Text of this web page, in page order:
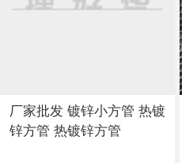
厂家批发 镀锌小方管 热镀
锌方管 热镀锌方管